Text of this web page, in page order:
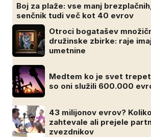
Boj za plaže: vse manj
senčnik tudi več kot 40 evrov
Otroci bogatašev
družinske zbirke: raje
umetnine
Medtem ko je svet
so oni služili 600.000
43 milijonov evrov?
zahtevale ali prejele
zvezdnikov